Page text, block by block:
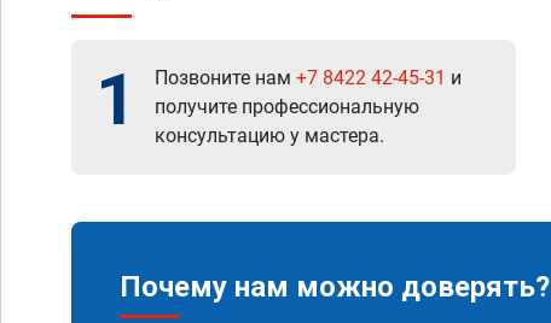
1 Позвоните нам +7 8422 42-45-31 и
получите профессиональную
консультацию у мастера.
Почему нам можно доверять?